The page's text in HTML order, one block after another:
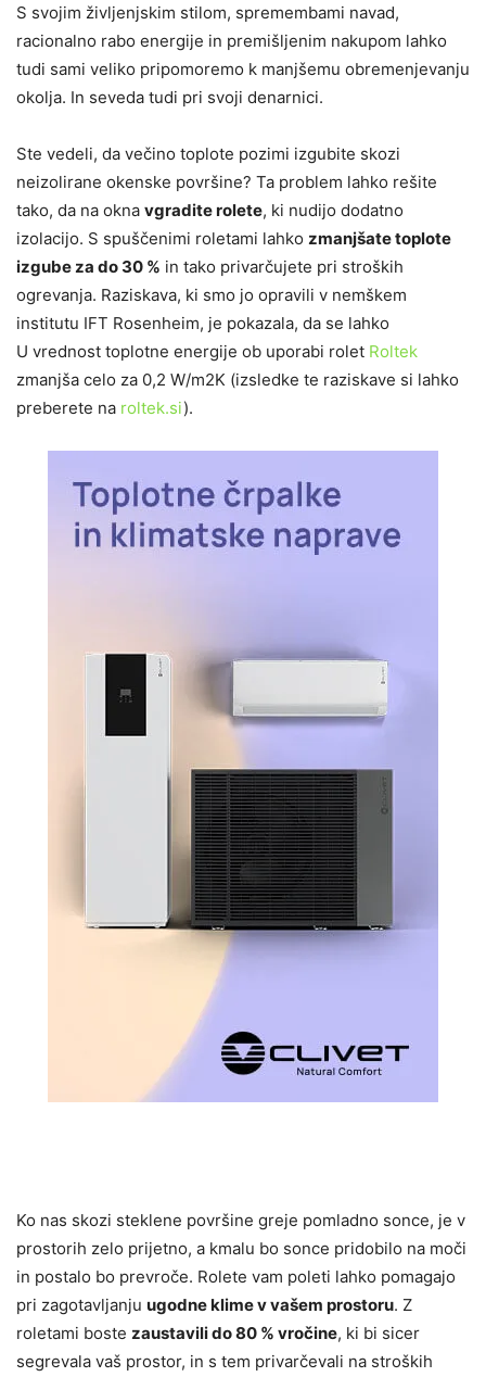
S svojim življenjskim stilom, spremembami navad,
racionalno rabo energije in premišljenim nakupom lahko
tudi sami veliko pripomoremo k manjšemu obremenjevanju
okolja. In seveda tudi pri svoji denarnici.
Ste vedeli, da večino toplote pozimi izgubite skozi
neizolirane okenske površine? Ta problem lahko rešite
tako, da na okna vgradite rolete, ki nudijo dodatno
izolacijo. S spuščenimi roletami lahko zmanjšate toplote
izgube za do 30 % in tako privarčujete pri stroških
ogrevanja. Raziskava, ki smo jo opravili v nemškem
institutu IFT Rosenheim, je pokazala, da se lahko
U vrednost toplotne energije ob uporabi rolet Roltek
zmanjša celo za 0,2 W/m2K (izsledke te raziskave si lahko
preberete na roltek.si).
Ko nas skozi steklene površine greje pomladno sonce, je v
prostorih zelo prijetno, a kmalu bo sonce pridobilo na moči
in postalo bo prevroče. Rolete vam poleti lahko pomagajo
pri zagotavljanju ugodne klime v vašem prostoru. Z
roletami boste zaustavili do 80 % vročine, ki bi sicer
segrevala vaš prostor, in s tem privarčevali na stroških